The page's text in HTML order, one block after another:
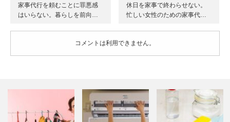
家事代行を頼むことに罪悪感
はいらない。暮らしを前向…
休日を家事で終わらせない。
忙しい女性のための家事代…
コメントは利用できません。